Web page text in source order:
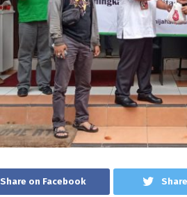
Share on Facebook